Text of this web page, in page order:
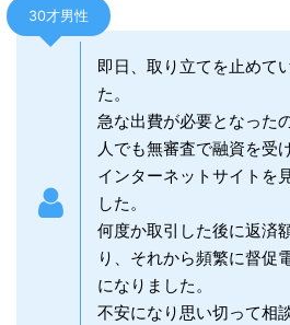
30才男性
即日、取り立てを止めて
た。
急な出費が必要となった
人でも無審査で融資を受
インターネットサイトを
した。
何度か取引した後に返済
り、それから頻繁に督促
になりました。
不安になり思い切って相